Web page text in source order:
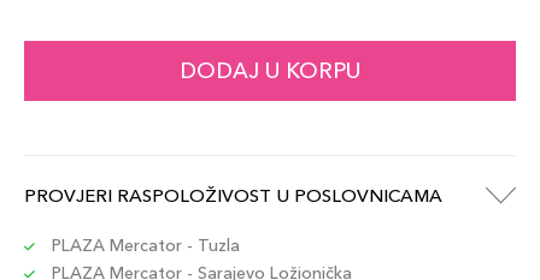
DODAJ U KORPU
PROVJERI RASPOLOŽIVOST U POSLOVNICAMA
PLAZA Mercator - Tuzla
PLAZA Mercator - Sarajevo Ložionička